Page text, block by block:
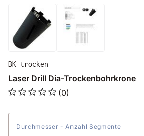
BK trocken
Laser Drill Dia-Trockenbohrkrone
(0)
Durchmesser - Anzahl Segmente